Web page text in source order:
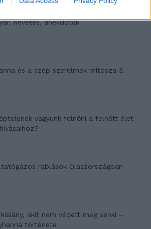
nevetés, anekdoták
és a szép szerelmek mítosza 3.
vagyunk felnőni a felnőtt élet
rablások Olaszországban
kislány, akit nem védett meg senki –
története